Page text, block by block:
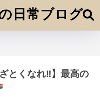
日常ブログ
とくなれ‼】最高の